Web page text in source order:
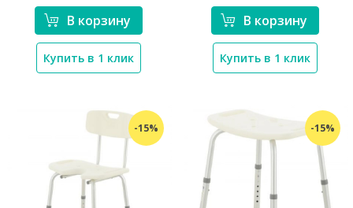
В корзину
Купить в 1 клик
В корзину
Купить в 1 клик
-15% -15%